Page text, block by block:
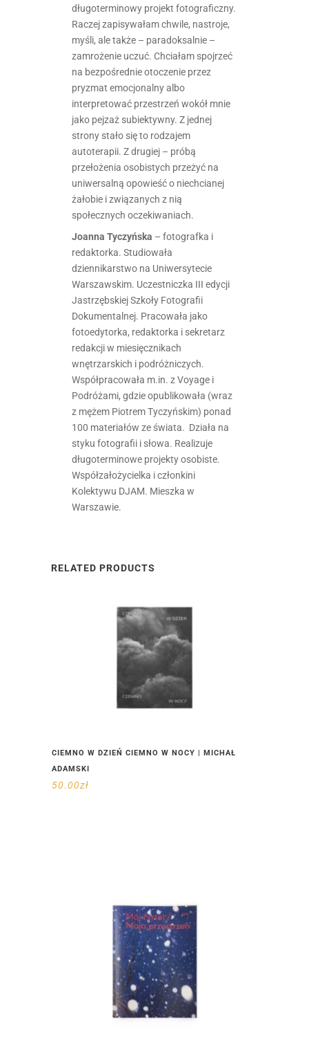
długoterminowy projekt fotograficzny.
Raczej zapisywałam chwile, nastroje,
myśli, ale także – paradoksalnie –
zamrożenie uczuć. Chciałam spojrzeć
na bezpośrednie otoczenie przez
pryzmat emocjonalny albo
interpretować przestrzeń wokół mnie
jako pejzaż subiektywny. Z jednej
strony stało się to rodzajem
autoterapii. Z drugiej – próbą
przełożenia osobistych przeżyć na
uniwersalną opowieść o niechcianej
żałobie i związanych z nią
społecznych oczekiwaniach.
Joanna Tyczyńska – fotografka i
redaktorka. Studiowała
dziennikarstwo na Uniwersytecie
Warszawskim. Uczestniczka III edycji
Jastrzębskiej Szkoły Fotografii
Dokumentalnej. Pracowała jako
fotoedytorka, redaktorka i sekretarz
redakcji w miesięcznikach
wnętrzarskich i podróżniczych.
Współpracowała m.in. z Voyage i
Podróżami, gdzie opublikowała (wraz
z mężem Piotrem Tyczyńskim) ponad
100 materiałów ze świata. Działa na
styku fotografii i słowa. Realizuje
długoterminowe projekty osobiste.
Współzałożycielka i członkini
Kolektywu DJAM. Mieszka w
Warszawie.
RELATED PRODUCTS
CIEMNO W DZIEŃ CIEMNO W NOCY | MICHAŁ
ADAMSKI
50.00zł